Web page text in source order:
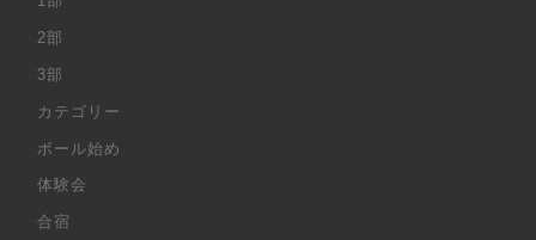
2部
3部
カテゴリー
ボール始め
体験会
合宿